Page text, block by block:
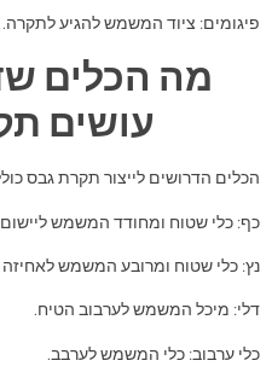
פיגומים: ציוד המשמש להגיע לתקרה.
מה הכלים
עושים
הכלים הדרושים לייצור תקרת גבס
כף: כלי שטוח ומחודד המשמש
נץ: כלי שטוח ומרובע המשמש
דלי: מיכל המשמש לערבוב הטיח.
כלי ערבוב: כלי המשמש לערבב.